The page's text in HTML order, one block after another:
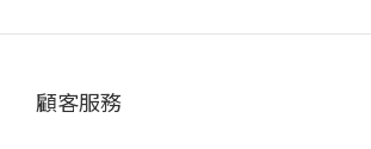
顧客服務